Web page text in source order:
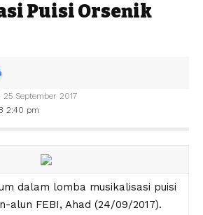
Puisi Orsenik
2:40 pm
25 September 2017
dalam lomba musikalisasi puisi
alun FEBI, Ahad (24/09/2017).